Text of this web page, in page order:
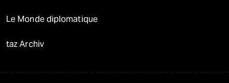
Le Monde diplomatique
taz Archiv